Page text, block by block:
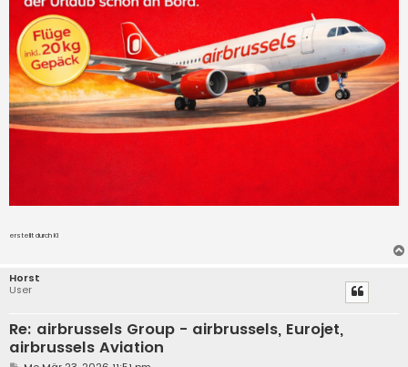
erstellt durch KI
Horst
User
Re: airbrussels Group - airbrussels, Eurojet,
airbrussels Aviation